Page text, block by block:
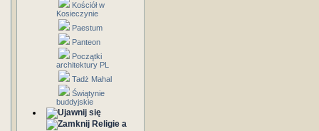
Kościół w
Kosieczynie
Paestum
Panteon
Początki
architektury PL
Tadż Mahal
Świątynie
buddyjskie
Religie a